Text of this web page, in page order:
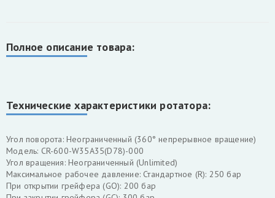
Полное описание товара:
Технические характеристики ротатора:
Угол поворота: Неограниченный (360° непрерывное вращение)
Модель: CR-600-W35A35(D78)-000
Угол вращения: Неограниченный (Unlimited)
Максимальное рабочее давление: Стандартное (R): 250 бар
При открытии грейфера (GO): 200 бар